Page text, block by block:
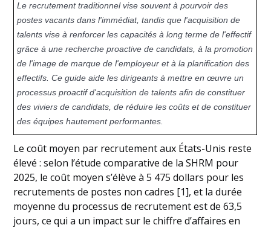
Guide en 5 étapes du processus de
recrutement
Mettre en place une équipe d'acquisition
de talents hautement performante
Élaborer une stratégie durable de
recrutement des talents
Conclusion
Questions fréquemment posées
Le recrutement traditionnel vise souvent à pourvoir des
postes vacants dans l'immédiat, tandis que l'acquisition de
talents vise à renforcer les capacités à long terme de l'effectif
grâce à une recherche proactive de candidats, à la promotion
de l'image de marque de l'employeur et à la planification des
effectifs. Ce guide aide les dirigeants à mettre en œuvre un
processus proactif d'acquisition de talents afin de constituer
des viviers de candidats, de réduire les coûts et de constituer
des équipes hautement performantes.
Le coût moyen par recrutement aux États-Unis reste
élevé : selon l’étude comparative de la SHRM pour
2025, le coût moyen s’élève à 5 475 dollars pour les
recrutements de postes non cadres [1], et la durée
moyenne du processus de recrutement est de 63,5
jours, ce qui a un impact sur le chiffre d’affaires en